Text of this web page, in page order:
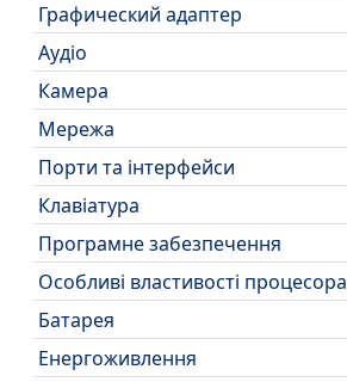
Графический адаптер
Аудіо
Камера
Мережа
Порти та інтерфейси
Клавіатура
Програмне забезпечення
Особливі властивості процесора
Батарея
Енергоживлення